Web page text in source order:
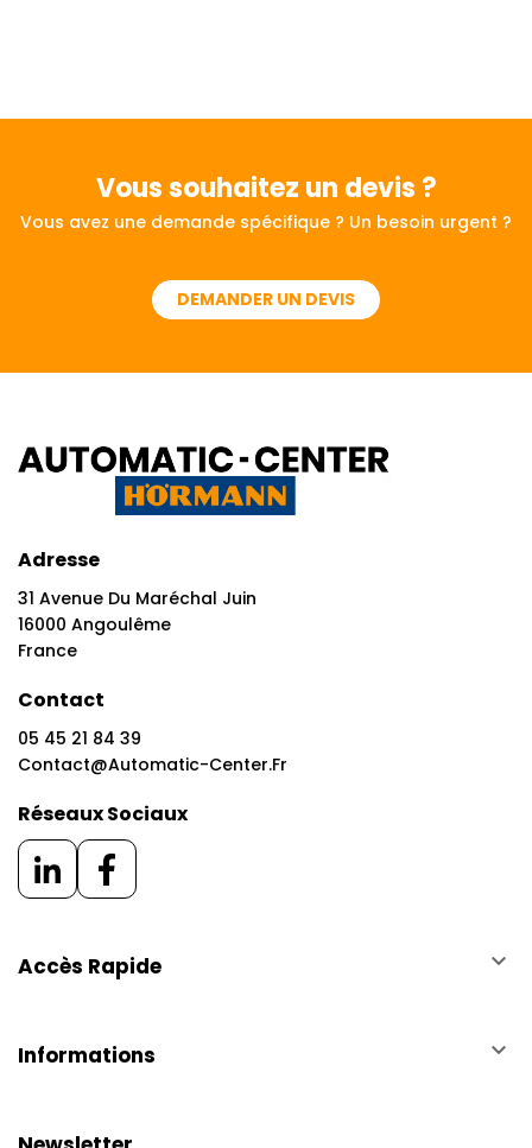
Vous souhaitez un devis ?
Vous avez une demande spécifique ? Un besoin urgent ?
DEMANDER UN DEVIS
Adresse
31 Avenue Du Maréchal Juin
16000 Angoulême
France
Contact
05 45 21 84 39
Contact@automatic-Center.fr
Réseaux Sociaux
Accès Rapide keyboard_arrow_down
Informations keyboard_arrow_down